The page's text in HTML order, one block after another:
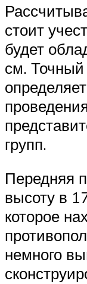
стоит
будет
см. Точный
групп.
Передняя
высоту в
которое
немного